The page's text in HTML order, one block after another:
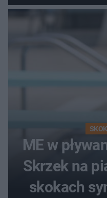
ME w
Skrzek na
skokach